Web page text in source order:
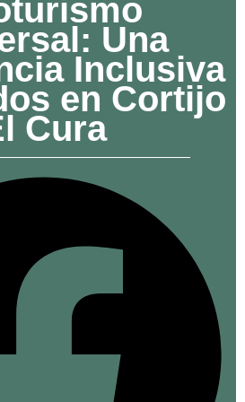
Una
Inclusiva
en Cortijo
Cura